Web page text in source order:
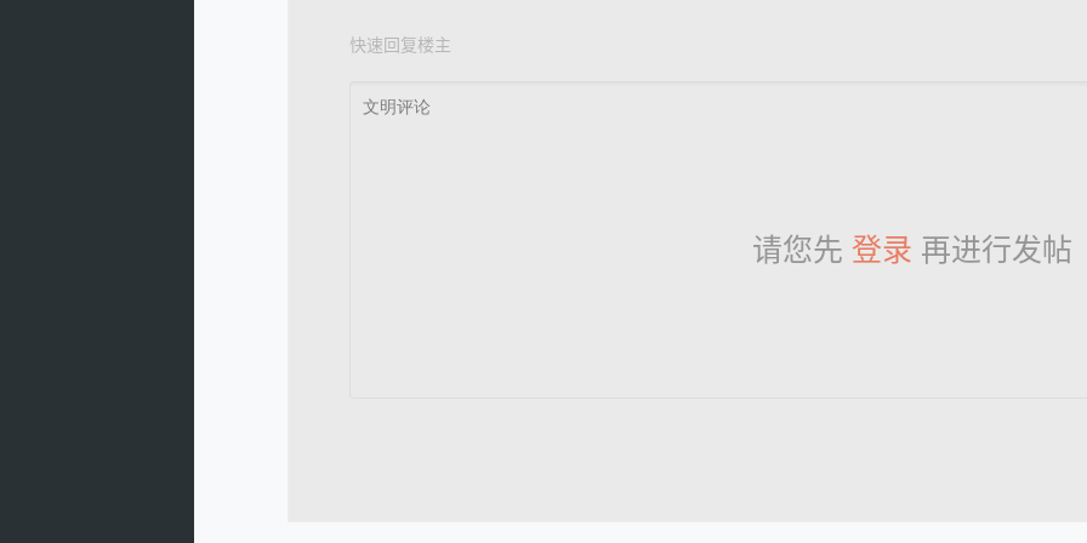
请您先 登录 再进行发帖
快速回复楼主